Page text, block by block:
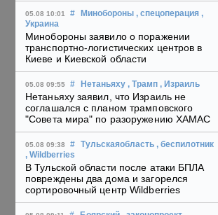
05.08 10:01 # Минобороны , спецоперация ,
Украина
Минобороны заявило о поражении
транспортно-логистических центров в
Киеве и Киевской области
05.08 09:55 # Нетаньяху , Трамп , Израиль
Нетаньяху заявил, что Израиль не
соглашался с планом трамповского
"Совета мира" по разоружению ХАМАС
05.08 09:38 # Тульскаяобласть , беспилотник
, Wildberries
В Тульской области после атаки БПЛА
повреждены два дома и загорелся
сортировочный центр Wildberries